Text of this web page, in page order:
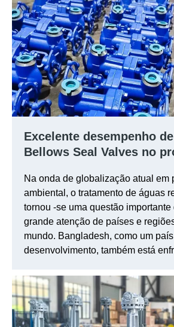
Excelente desempenho
Bellows Seal Valves no
Bangladesh
Na onda de globalização atual em
ambiental, o tratamento de águas
tornou -se uma questão importante
grande atenção de países e
mundo. Bangladesh, como um
desenvolvimento, também está
águas residuais.